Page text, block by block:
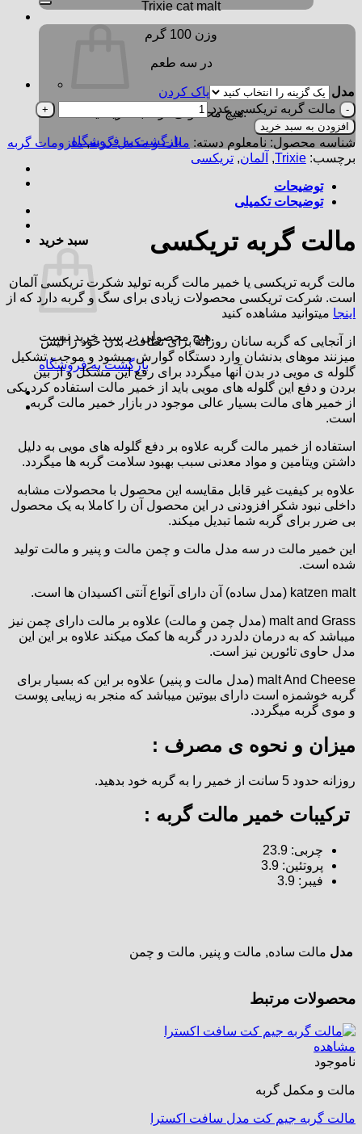
هیچ محصولی در سبد خرید نیست.
بازگشت به فروشگاه
سبد خرید
هیچ محصولی در سبد خرید نیست.
بازگشت به فروشگاه
Trixie cat malt
وزن 100 گرم
در سه طعم
مدل
پاک کردن
مالت گربه تریکسی عدد
افزودن به سبد خرید
شناسه محصول: نامعلوم دسته: مالت و مکمل گربه,ملزومات گربه
برچسب: Trixie
, آلمان, تریکسی
توضیحات
توضیحات تکمیلی
مالت گربه تریکسی
مالت گربه تریکسی یا خمیر مالت گربه تولید شکرت تریکسی آلمان
است. شرکت تریکسی محصولات زیادی برای سگ و گربه دارد که از
اینجا میتوانید مشاهده کنید
از آنجایی که گربه سانان روزانه برای نظافت بدن خود را لیس
میزنند موهای بدنشان وارد دستگاه گوارش میشود و موجب تشکیل
گلوله ی مویی در بدن آنها میگردد برای رفع این مشکل و از بین
بردن و دفع این گلوله های مویی باید از خمیر مالت استفاده کرد یکی
از خمیر های مالت بسیار عالی موجود در بازار خمیر مالت گربه
است.
استفاده از خمیر مالت گربه علاوه بر دفع گلوله های مویی به دلیل
داشتن ویتامین و مواد معدنی سبب بهبود سلامت گربه ها میگردد.
علاوه بر کیفیت غیر قابل مقایسه این محصول با محصولات مشابه
داخلی نبود شکر افزودنی در این محصول آن را کاملا به یک محصول
بی ضرر برای گربه شما تبدیل میکند.
این خمیر مالت در سه مدل مالت و چمن مالت و پنیر و مالت تولید
شده است.
katzen malt (مدل ساده) آن دارای آنواع آنتی اکسیدان ها است.
malt and Grass (مدل چمن و مالت) علاوه بر مالت دارای چمن نیز
میباشد که به درمان دلدرد در گربه ها کمک میکند علاوه بر این این
مدل حاوی تائورین نیز است.
malt And Cheese (مدل مالت و پنیر) علاوه بر این که بسیار برای
گربه خوشمزه است دارای بیوتین میباشد که منجر به زیبایی پوست
و موی گربه میگردد.
میزان و نحوه ی مصرف :
روزانه حدود 5 سانت از خمیر را به گربه خود بدهید.
ترکیبات خمیر مالت گربه :
چربی: 23.9
پروتئین: 3.9
فیبر: 3.9
مدل مالت ساده, مالت و پنیر, مالت و چمن
محصولات مرتبط
مشاهده
ناموجود
مالت و مکمل گربه
مالت گربه جیم کت مدل سافت اکسترا